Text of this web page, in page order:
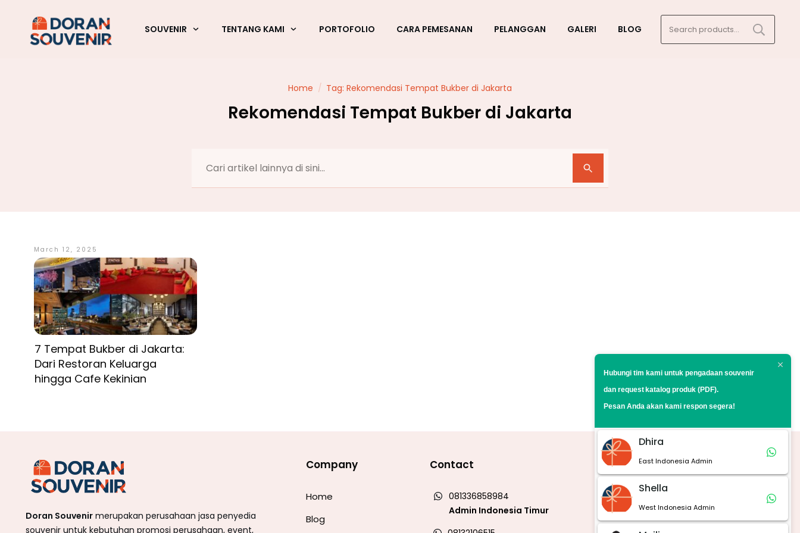
SOUVENIR TENTANG KAMI PORTOFOLIO CARA PEMESANAN PELANGGAN GALERI BLOG
for:
Home / Tag: Rekomendasi Tempat Bukber di Jakarta
Rekomendasi Tempat Bukber di Jakarta
March 12, 2025
7 Tempat Bukber di Jakarta:
Dari Restoran Keluarga
hingga Cafe Kekinian
Doran Souvenir merupakan perusahaan jasa penyedia
souvenir untuk kebutuhan promosi perusahaan, event,
Company
Home
Blog
Contact
081336858984
Admin Indonesia Timur
Marketplace
Hubungi tim kami untuk pengadaan souvenir
dan requestkatalog produk (PDF).
Pesan Anda akan kami respon segera!
Dhira
East Indonesia Admin
Shella
West Indonesia Admin